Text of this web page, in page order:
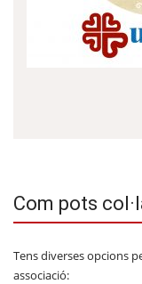
Com pots
Tens diverses opcions
associació: